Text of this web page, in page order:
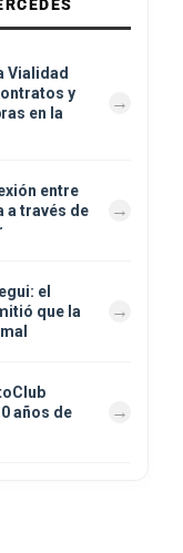
Vialidad
y
en la
entre
a través de
el
que la
años de